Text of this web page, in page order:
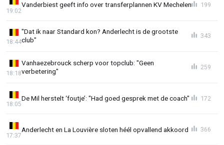
Vanderbiest geeft info over transferplannen KV Mechelen
19:02
199
"Dat ik naar Standard kon? Anderlecht is de grootste
club"
18:44
343
Vanhaezebrouck scherp voor topclub: "Geen
verbetering"
18:18
259
De Mil herstelt ‘foutje’: "Had goed gesprek met de coach"
18:05
172
Anderlecht en La Louvière sloten héél opvallend akkoord
17:37
366